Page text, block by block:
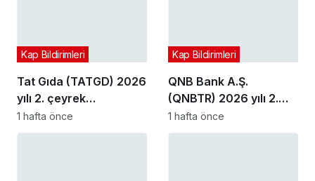
Tat Gıda (TATGD) 2026
yılı 2. çeyrek
bilançosunu açıkladı
Kap Bildirimleri
1 hafta önce
QNB Bank A.Ş.
(QNBTR) 2026 yılı 2.
çeyrek bilançosunu
açıkladı
Kap Bildirimleri
1 hafta önce